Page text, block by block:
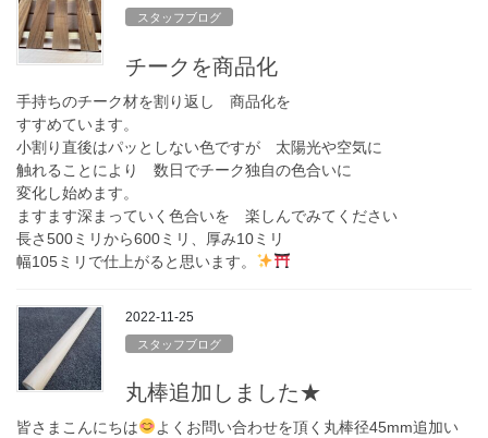
スタッフブログ
チークを商品化
手持ちのチーク材を割り返し 商品化を
すすめています。
小割り直後はパッとしない色ですが 太陽光や空気に
触れることにより 数日でチーク独自の色合いに
変化し始めます。
ますます深まっていく色合いを 楽しんでみてください
長さ500ミリから600ミリ、厚み10ミリ
幅105ミリで仕上がると思います。
2022-11-25
スタッフブログ
丸棒追加しました★
皆さまこんにちは
よくお問い合わせを頂く丸棒径45mm追加い